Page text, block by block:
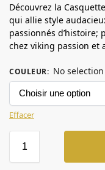
Découvrez la
qui allie style
passionnés d’histoire;
chez viking passion et
COULEUR: No selection
Effacer